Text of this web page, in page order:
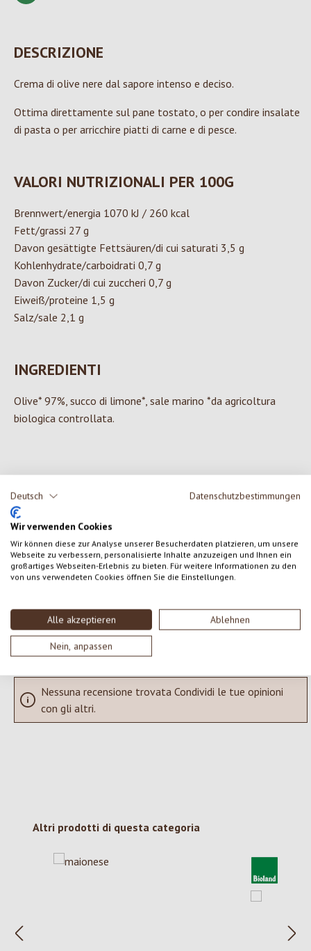
Deutsch Datenschutzbestimmungen
Wir verwenden Cookies
Wir können diese zur Analyse unserer Besucherdaten platzieren, um unsere
Webseite zu verbessern, personalisierte Inhalte anzuzeigen und Ihnen ein
großartiges Webseiten-Erlebnis zu bieten. Für weitere Informationen zu den
von uns verwendeten Cookies öffnen Sie die Einstellungen.
Alle akzeptieren Ablehnen
Nein, anpassen
DESCRIZIONE
Crema di olive nere dal sapore intenso e deciso.
Ottima direttamente sul pane tostato, o per condire insalate
di pasta o per arricchire piatti di carne e di pesce.
VALORI NUTRIZIONALI PER 100G
Brennwert/energia 1070 kJ / 260 kcal
Fett/grassi 27 g
Davon gesättigte Fettsäuren/di cui saturati 3,5 g
Kohlenhydrate/carboidrati 0,7 g
Davon Zucker/di cui zuccheri 0,7 g
Eiweiß/proteine 1,5 g
Salz/sale 2,1 g
INGREDIENTI
Olive* 97%, succo di limone*, sale marino *da agricoltura
biologica controllata.
Valutazione media di 0 su 5 stelle
Formula una valutazione!
Condividi le tue esperienze con il prodotto con altri clienti.
Visualizza le valutazioni solo nella lingua corrente.
Nessuna recensione trovata Condividi le tue opinioni
con gli altri.
Salta la galleria dei prodotti
Altri prodotti di questa categoria